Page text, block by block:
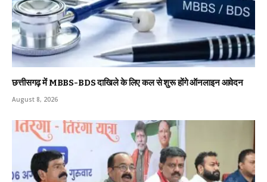
छत्तीसगढ़ में MBBS-BDS दाखिले के लिए कल से शुरू होंगे ऑनलाइन आवेदन
August 8, 2026